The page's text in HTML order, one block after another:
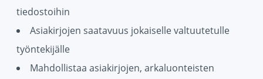
tiedostoihin
Asiakirjojen saatavuus jokaiselle valtuutetulle
työntekijälle
Mahdollistaa asiakirjojen, arkaluonteisten